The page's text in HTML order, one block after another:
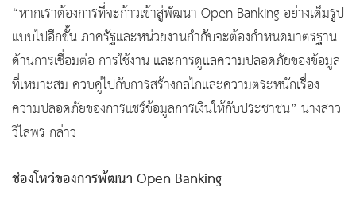
“หากเราต้องการที่จะก้าวเข้าสู่พัฒนา Open Banking อย่างเต็มรูป
แบบไปอีกขั้น ภาครัฐและหน่วยงานกำกับจะต้องกำหนดมาตรฐาน
ด้านการเชื่อมต่อ การใช้งาน และการดูแลความปลอดภัยของข้อมูล
ที่เหมาะสม ควบคู่ไปกับการสร้างกลไกและความตระหนักเรื่อง
ความปลอดภัยของการแชร์ข้อมูลการเงินให้กับประชาชน” นางสาว
วิไลพร กล่าว
ช่องโหว่ของการพัฒนา Open Banking